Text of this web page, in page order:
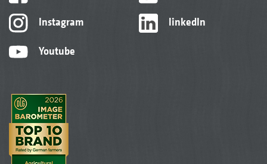
Instagram
Youtube
linkedIn